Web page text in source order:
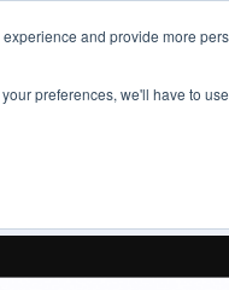
and provide more
preferences, we'll have to
Risorse